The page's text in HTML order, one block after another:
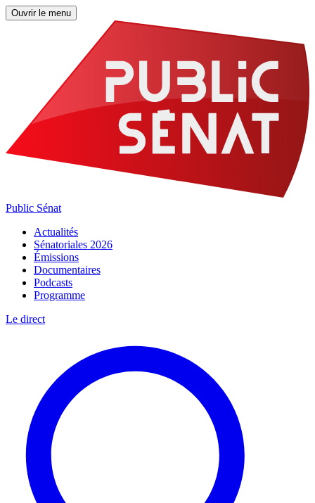
Ouvrir le menu
Public Sénat
Actualités
Sénatoriales 2026
Émissions
Documentaires
Podcasts
Programme
Le direct